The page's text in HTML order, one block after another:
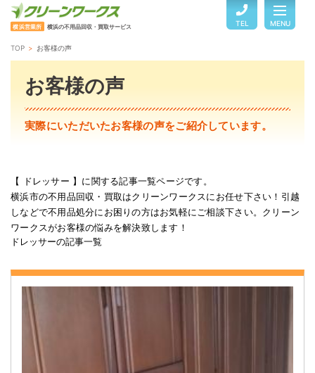
横浜営業所 横浜の不用品回収・買取サービス TEL MENU
サービスのご案内
回収品目・料金
会社概要
TOP お客様の声
お客様の声
実際にいただいたお客様の声をご紹介しています。
【 ドレッサー 】に関する記事一覧ページです。
横浜市の不用品回収・買取はクリーンワークスにお任せ下さい！引越
しなどで不用品処分にお困りの方はお気軽にご相談下さい。クリーン
ワークスがお客様の悩みを解決致します！
ドレッサーの記事一覧